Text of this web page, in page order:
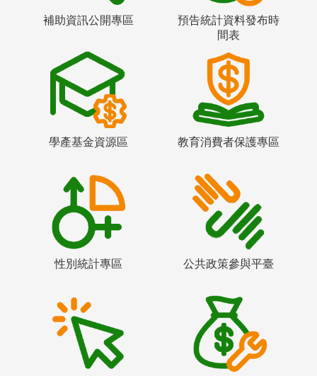
補助資訊公開專區
預告統計資料發布時
間表
學產基金資源區 教育消費者保護專區
性別統計專區 公共政策參與平臺